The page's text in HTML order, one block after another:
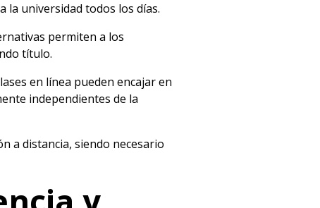
la universidad todos los días.
permiten a los
título.
en línea pueden encajar en
independientes de la
a distancia, siendo necesario